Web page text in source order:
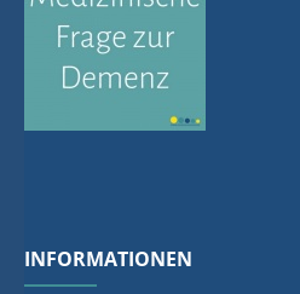
INFORMATIONEN